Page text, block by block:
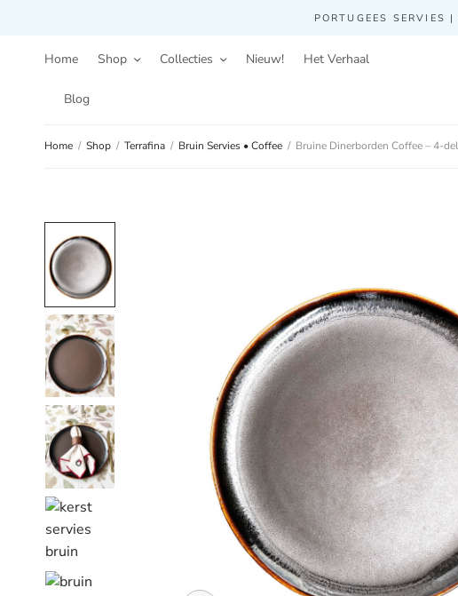
PORTUGEES SERVIES
Home Shop Collecties Nieuw! Het Verhaal
Blog
Home / Shop / Terrafina / Bruin Servies • Coffee / Bruine Dinerborden Coffee – 4-